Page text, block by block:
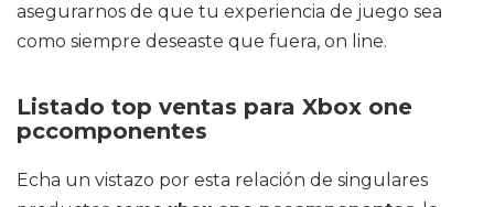
asegurarnos de que tu experiencia de juego sea
como siempre deseaste que fuera, on line.
Listado top ventas para Xbox one
pccomponentes
Echa un vistazo por esta relación de singulares